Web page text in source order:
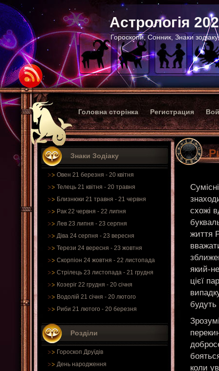
Астрологія
Гороскопи, Сонник, Знаки
Головна сторінка Регистрация
Знаки Зодіаку
Овен 21 березня - 20 квітня
Телець 21 квітня - 20 травня
Близнюки 21 травня - 21 червня
Рак 22 червня - 22 липня
Лев 23 липня - 23 серпня
Діва 24 серпня - 23 вересня
Терези 24 вересня - 23 жовтня
Скорпіон 24 жовтня - 22 листопада
Стрілець 23 листопада - 21 грудня
Козеріг 22 грудня - 20 січня
Водолій 21 січня - 20 лютого
Риби 21 лютого - 20 березня
Розділи
Гороскоп Друїдів
День народження
схожі
життя
який-
цієї
будуть
коли